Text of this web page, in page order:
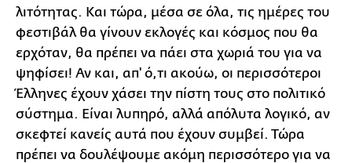
λιτότητας. Και τώρα, μέσα σε όλα, τις ημέρες του
φεστιβάλ θα γίνουν εκλογές και κόσμος που θα
ερχόταν, θα πρέπει να πάει στα χωριά του για να
ψηφίσει! Αν και, απ' ό,τι ακούω, οι περισσότεροι
Έλληνες έχουν χάσει την πίστη τους στο πολιτικό
σύστημα. Είναι λυπηρό, αλλά απόλυτα λογικό, αν
σκεφτεί κανείς αυτά που έχουν συμβεί. Τώρα
πρέπει να δουλέψουμε ακόμη περισσότερο για να